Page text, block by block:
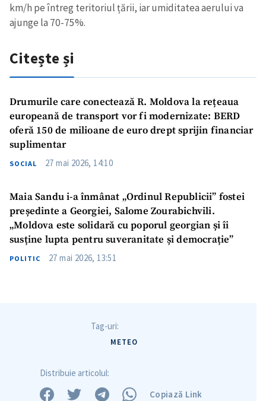
km/h pe întreg teritoriul țării, iar umiditatea aerului va
ajunge la 70-75%.
Citește și
Drumurile care conectează R. Moldova la rețeaua
europeană de transport vor fi modernizate: BERD
oferă 150 de milioane de euro drept sprijin financiar
suplimentar
SOCIAL 27 mai 2026, 14:10
Maia Sandu i-a înmânat „Ordinul Republicii” fostei
președinte a Georgiei, Salome Zourabichvili.
„Moldova este solidară cu poporul georgian și îi
susține lupta pentru suveranitate și democrație”
POLITIC 27 mai 2026, 13:51
Tag-uri:
METEO
Distribuie articolul:
Copiază Link